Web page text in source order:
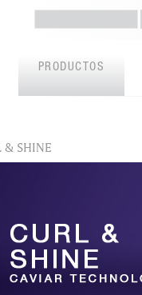
PRODUCTOS
& SHINE